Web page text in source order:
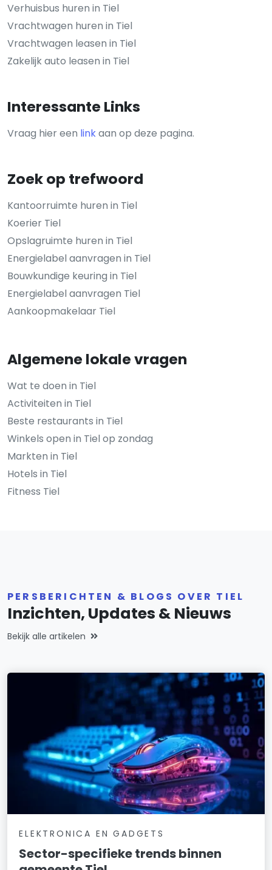
Verhuisbus huren in Tiel
Vrachtwagen huren in Tiel
Vrachtwagen leasen in Tiel
Zakelijk auto leasen in Tiel
Interessante Links
Vraag hier een linkaan op deze pagina.
Zoek op trefwoord
Kantoorruimte huren in Tiel
Koerier Tiel
Opslagruimte huren in Tiel
Energielabel aanvragen in Tiel
Bouwkundige keuring in Tiel
Energielabel aanvragen Tiel
Aankoopmakelaar Tiel
Algemene lokale vragen
Wat te doen in Tiel
Activiteiten in Tiel
Beste restaurants in Tiel
Winkels open in Tiel op zondag
Markten in Tiel
Hotels in Tiel
Fitness Tiel
PERSBERICHTEN & BLOGS OVER TIEL
Inzichten, Updates & Nieuws
Bekijk alle artikelen
ELEKTRONICA EN GADGETS
Sector-specifieke trends binnen